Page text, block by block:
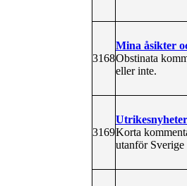
3168
Mina åsikter
Obstinata
eller inte.
3169
Utrikesnyheter
Korta
utanför Sverige